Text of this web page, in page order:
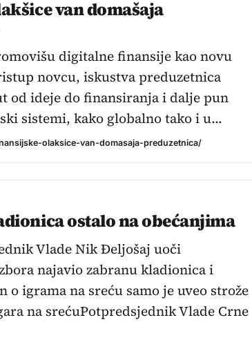
van domašaja
digitalne finansije kao novu
novcu, iskustva preduzetnica
od ideje do finansiranja i dalje pun
sistemi, kako globalno tako i u…
olaksice-van-domasaja-preduzetnica/
ostalo na obećanjima
Vlade Nik Đeljošaj uoči
najavio zabranu kladionica i
o igrama na sreću samo je uveo strože
na srećuPotpredsjednik Vlade Crne